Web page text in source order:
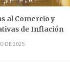
al Comercio y
de Inflación
DE 2025